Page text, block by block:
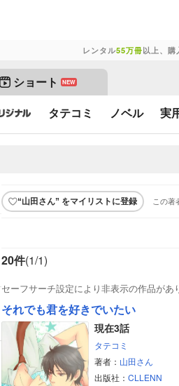
レンタル55万冊以上、購
ショート NEW
タテコミ ノベル 実
“山田さん” をマイリストに登録 この著
20件(1/1)
セーフサーチ設定により非表示の作品があ
それでも君を好きでいたい
現在3話
タテコミ
著者： 山田さん
出版社： CLLENN